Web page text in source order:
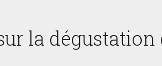
la dégustation